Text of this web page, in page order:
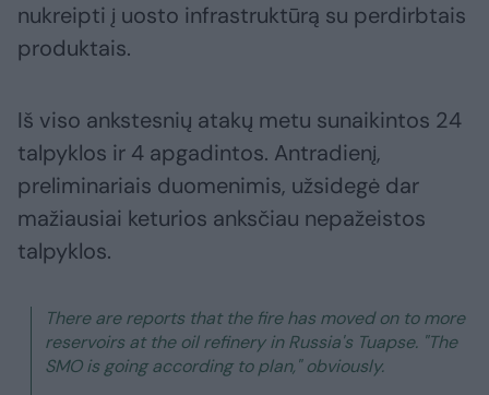
nukreipti į uosto infrastruktūrą su perdirbtais
produktais.
Iš viso ankstesnių atakų metu sunaikintos 24
talpyklos ir 4 apgadintos. Antradienį,
preliminariais duomenimis, užsidegė dar
mažiausiai keturios anksčiau nepažeistos
talpyklos.
There are reports that the fire has moved on to more
reservoirs at the oil refinery in Russia's Tuapse. "The
SMO is going according to plan," obviously.